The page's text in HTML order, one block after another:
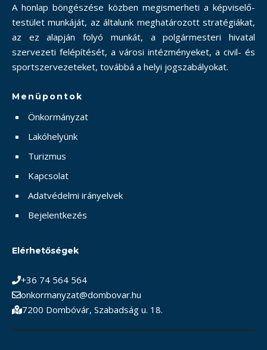
A honlap böngészése közben megismerheti a képviselő-
testület munkáját, az általunk meghatározott stratégiákat,
az ez alapján folyó munkát, a polgármesteri hivatal
szervezeti felépítését, a városi intézményeket, a civil- és
sportszervezeteket, továbbá a helyi jogszabályokat.
Menüpontok
Önkormányzat
Lakóhelyünk
Turizmus
Kapcsolat
Adatvédelmi irányelvek
Bejelentkezés
Elérhetőségek
+36 74 564 564
onkormanyzat@dombovar.hu
7200 Dombóvár, Szabadság u. 18.